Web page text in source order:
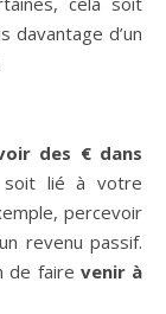
davantage d’un
des € dans
lié à votre
percevoir
revenu passif.
de faire venir à